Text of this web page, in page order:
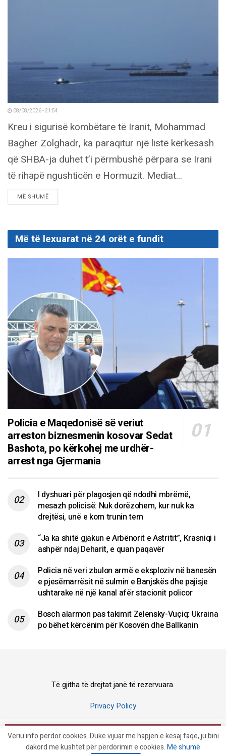
08/08/2026 - 21:54
Kreu i sigurisë kombëtare të Iranit, Mohammad
Bagher Zolghadr, ka paraqitur një listë kërkesash
që SHBA-ja duhet t’i përmbushë përpara se Irani
të rihapë ngushticën e Hormuzit. Mediat...
MË SHUMËDETAILS
Më të lexuarat në 24 orët e fundit
Policia e Maqedonisë së veriut
arreston biznesmenin kosovar Sedat
Bashota, po kërkohej me urdhër-
arrest nga Gjermania
I dyshuari për plagosjen që ndodhi mbrëmë,
mesazh policisë: Nuk dorëzohem, kur nuk ka
drejtësi, unë e kom trunin tem
“Ja ka shitë gjakun e Arbënorit e Astritit”, Krasniqi i
ashpër ndaj Deharit, e quan paqavër
Policia në veri zbulon armë e eksploziv në banesën
e pjesëmarrësit në sulmin e Banjskës dhe pajisje
ushtarake në një kanal afër stacionit policor
Bosch alarmon pas takimit Zelensky-Vuçiq: Ukraina
po bëhet kërcënim për Kosovën dhe Ballkanin
Të gjitha të drejtat janë të rezervuara.
Privacy Policy
© 2023 Veriu.info
Veriu.info përdor cookies. Duke vijuar me hapjen e kësaj faqe, ju bini
dakord me kushtet për përdorimin e cookies.Më shumë